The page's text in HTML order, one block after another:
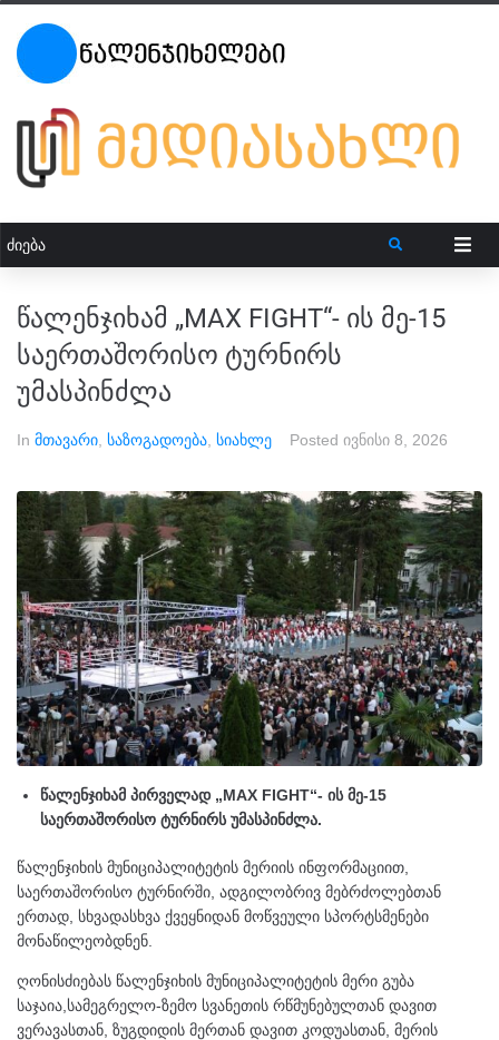
წალენჯიხამ „MAX FIGHT“- ის მე-15
საერთაშორისო ტურნირს
უმასპინძლა
In მთავარი საზოგადოება სიახლე Posted ივნისი 8, 2026
წალენჯიხამ პირველად „MAX FIGHT“- ის მე-15
საერთაშორისო ტურნირს უმასპინძლა.
წალენჯიხის მუნიციპალიტეტის მერიის ინფორმაციით,
საერთაშორისო ტურნირში, ადგილობრივ მებრძოლებთან
ერთად, სხვადასხვა ქვეყნიდან მოწვეული სპორტსმენები
მონაწილეობდნენ.
ღონისძიებას წალენჯიხის მუნიციპალიტეტის მერი გუბა
საჯაია,სამეგრელო-ზემო სვანეთის რწმუნებულთან დავით
ვერავასთან, ზუგდიდის მერთან დავით კოდუასთან, მერის